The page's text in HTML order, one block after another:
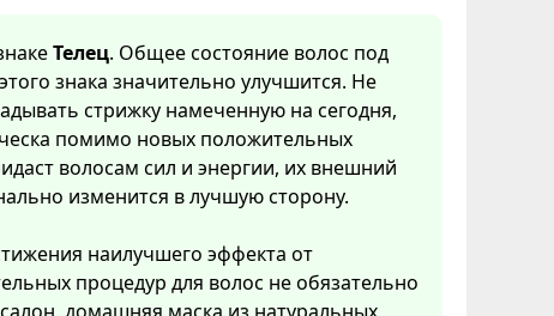
Телец. Общее состояние волос под
знака значительно улучшится. Не
стрижку намеченную на сегодня,
помимо новых положительных
волосам сил и энергии, их внешний
изменится в лучшую сторону.
наилучшего эффекта от
процедур для волос не обязательно